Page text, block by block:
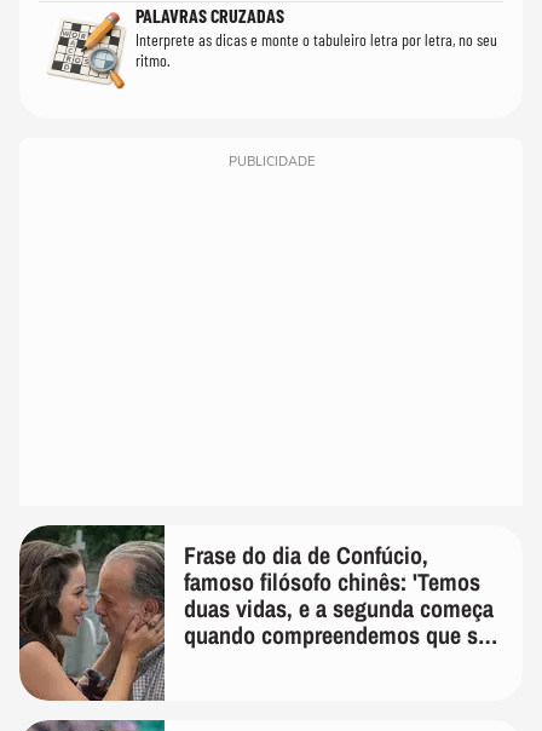
PALAVRAS CRUZADAS
Interprete as dicas e monte o tabuleiro letra por letra, no seu
ritmo.
PUBLICIDADE
Frase do dia de Confúcio,
famoso filósofo chinês: 'Temos
duas vidas, e a segunda começa
quando compreendemos que só